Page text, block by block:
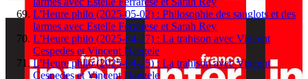
L'Heure philo (2025-05-02) : Philosophie des sanglots et des
larmes avec Estelle Ferrarese et Sarah Rey
L'Heure philo (2025-04-27) : La trahison avec Vincent
Cespedes et Vincent Haegele
L'Heure philo (2025-04-25) : La trahison avec Vincent
Cespedes et Vincent Haegele